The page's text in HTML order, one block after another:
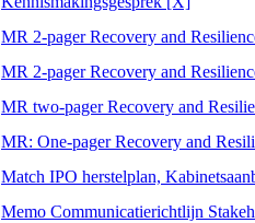
MR 2-pager Recovery and
MR 2-pager Recovery and
MR two-pager Recovery and
MR: One-pager Recovery and
Match IPO herstelplan,
Memo Communicatierichtlijn